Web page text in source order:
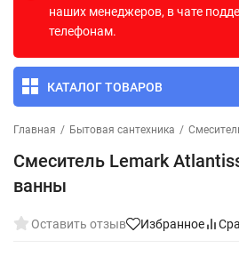
наших менеджеров, в чате
телефонам.
КАТАЛОГ ТОВАРОВ
Главная / Бытовая сантехника /
Смеситель Lemark
ванны
Оставить отзыв Избранное